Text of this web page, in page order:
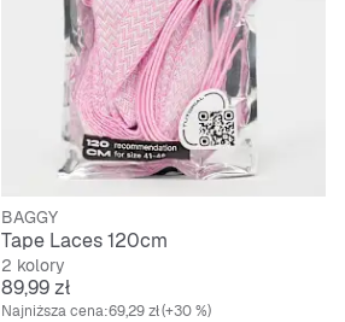
BAGGY
Tape Laces 120cm
2 kolory
Cena
89,99 zł
Najniższa cena:69,29 zł(+30 %)